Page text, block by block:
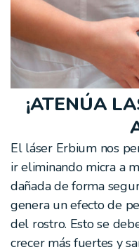
¡ATENÚA
El láser Erbium nos
ir eliminando micra a
dañada de forma
genera un efecto de
del rostro. Esto se
crecer más fuertes y